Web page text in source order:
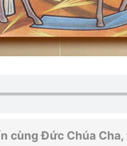
cùng Đức Chúa